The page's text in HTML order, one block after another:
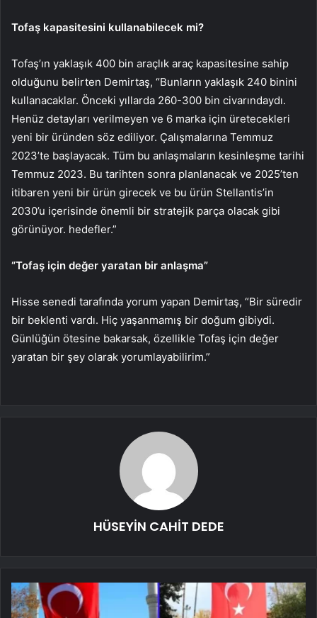
Tofaş kapasitesini kullanabilecek mi?
Tofaş’ın yaklaşık 400 bin araçlık araç kapasitesine sahip
olduğunu belirten Demirtaş, “Bunların yaklaşık 240 binini
kullanacaklar. Önceki yıllarda 260-300 bin civarındaydı.
Henüz detayları verilmeyen ve 6 marka için üretecekleri
yeni bir üründen söz ediliyor. Çalışmalarına Temmuz
2023’te başlayacak. Tüm bu anlaşmaların kesinleşme tarihi
Temmuz 2023. Bu tarihten sonra planlanacak ve 2025’ten
itibaren yeni bir ürün girecek ve bu ürün Stellantis’in
2030’u içerisinde önemli bir stratejik parça olacak gibi
görünüyor. hedefler.”
“Tofaş için değer yaratan bir anlaşma”
Hisse senedi tarafında yorum yapan Demirtaş, “Bir süredir
bir beklenti vardı. Hiç yaşanmamış bir doğum gibiydi.
Günlüğün ötesine bakarsak, özellikle Tofaş için değer
yaratan bir şey olarak yorumlayabilirim.”
HÜSEYİN CAHİT DEDE